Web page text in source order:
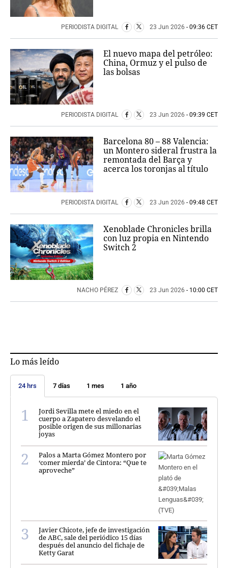
PERIODISTA DIGITAL 23 Jun 2026 - 09:36 CET
El nuevo mapa del petróleo:
China, Ormuz y el pulso de
las bolsas
PERIODISTA DIGITAL 23 Jun 2026 - 09:39 CET
Barcelona 80 – 88 Valencia:
un Montero sideral frustra la
remontada del Barça y
acerca los toronjas al título
PERIODISTA DIGITAL 23 Jun 2026 - 09:48 CET
Xenoblade Chronicles brilla
con luz propia en Nintendo
Switch 2
NACHO PÉREZ 23 Jun 2026 - 10:00 CET
Lo más leído
24 hrs 7 días 1 mes 1 año
Jordi Sevilla mete el miedo en el
cuerpo a Zapatero desvelando el
posible origen de sus millonarias
joyas
Palos a Marta Gómez Montero por
‘comer mierda’ de Cintora: “Que te
aproveche”
Javier Chicote, jefe de investigación
de ABC, sale del periódico 15 días
después del anuncio del fichaje de
Ketty Garat